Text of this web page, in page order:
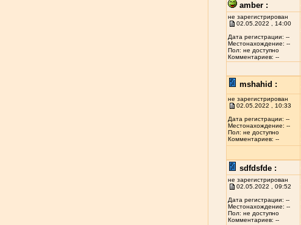
amber :
не зарегистрирован
02.05.2022 , 14:00
Дата регистрации: --
Местонахождение: --
Пол: не доступно
Комментариев: --
mshahid :
не зарегистрирован
02.05.2022 , 10:33
Дата регистрации: --
Местонахождение: --
Пол: не доступно
Комментариев: --
sdfdsfde :
не зарегистрирован
02.05.2022 , 09:52
Дата регистрации: --
Местонахождение: --
Пол: не доступно
Комментариев: --